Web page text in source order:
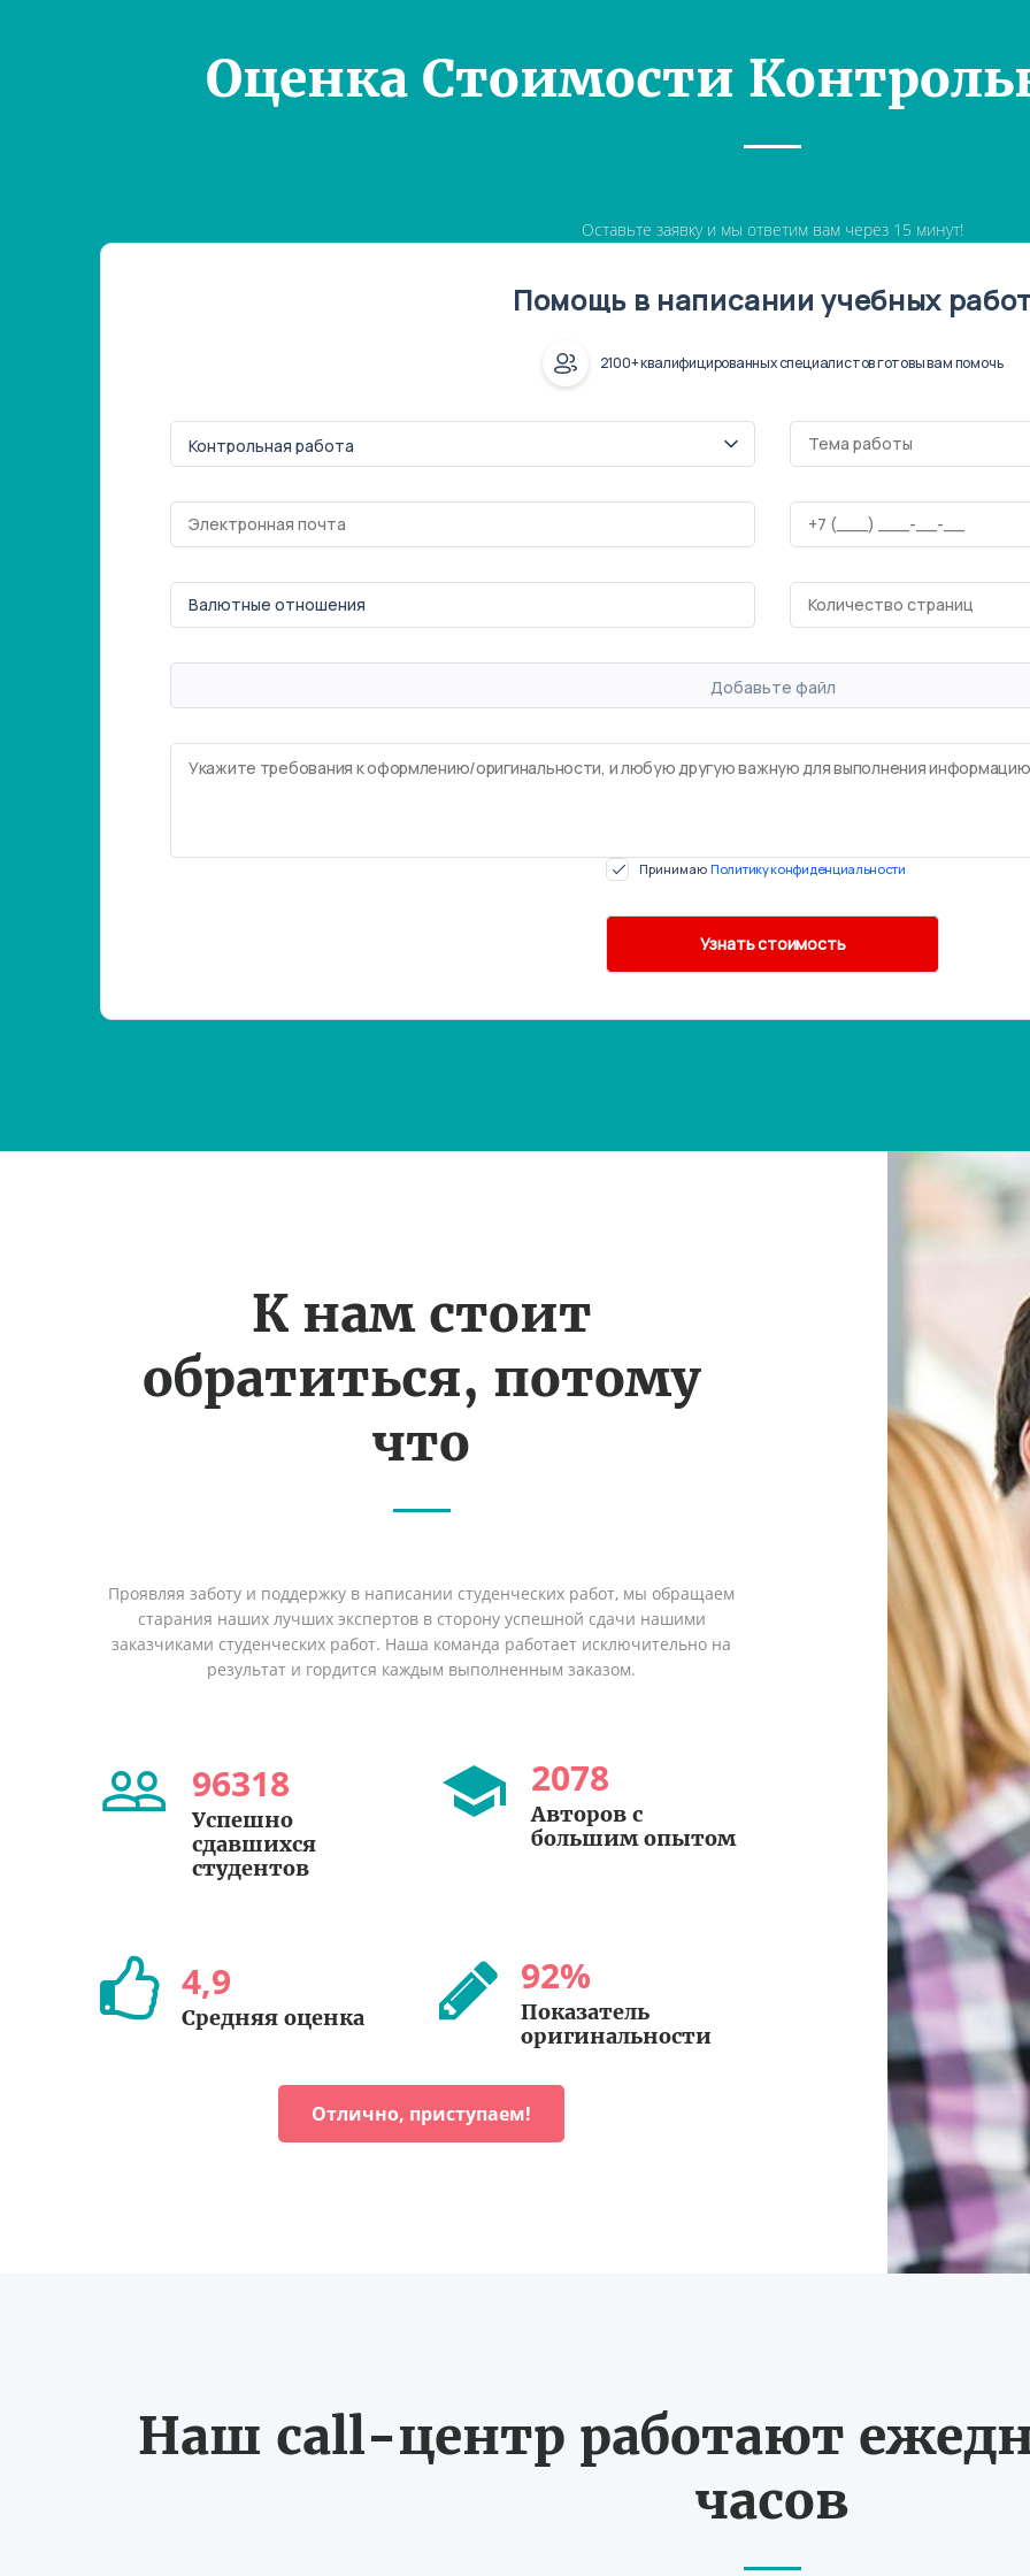
Оценка Стоимости
Оставьте заявку и мы ответим вам через 15 минут!
Помощь в написании учебных
2100+ квалифицированных специалистов готовы вам помочь
Добавьте файл
Принимаю Политику конфиденциальности
К нам стоит
обратиться, потому
что
Проявляя заботу и поддержку в написании студенческих работ, мы обращаем
старания наших лучших экспертов в сторону успешной сдачи нашими
заказчиками студенческих работ. Наша команда работает исключительно на
результат и гордится каждым выполненным заказом.
96318
Успешно
сдавшихся
студентов
2078
Авторов с
большим опытом
4,9
Средняя оценка
92%
Показатель
оригинальности
Отлично, приступаем!
Наш call-центр работают
часов